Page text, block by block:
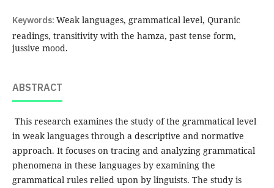
Keywords: Weak languages, grammatical level, Quranic
readings, transitivity with the hamza, past tense form,
jussive mood.
ABSTRACT
This research examines the study of the grammatical level
in weak languages through a descriptive and normative
approach. It focuses on tracing and analyzing grammatical
phenomena in these languages by examining the
grammatical rules relied upon by linguists. The study is